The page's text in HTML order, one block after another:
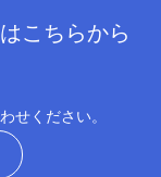
こちらから
せください。